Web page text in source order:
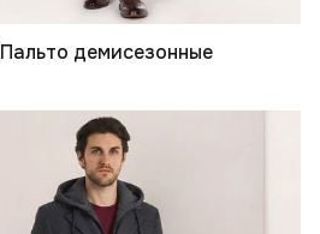
Пальто демисезонные